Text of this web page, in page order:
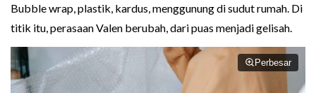
Bubble wrap, plastik, kardus, menggunung di sudut rumah. Di
titik itu, perasaan Valen berubah, dari puas menjadi gelisah.
Perbesar